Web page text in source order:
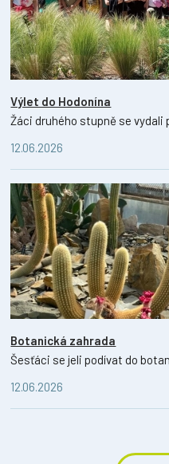
Výlet do Hodonína
Žáci druhého stupně se vydali
12.06.2026
Botanická zahrada
Šesťáci se jeli podívat do
12.06.2026